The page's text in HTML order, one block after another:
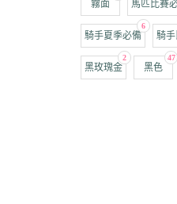
霧面 馬匹比賽
6
騎手夏季必備 騎
2
黑玫瑰金
47
黑色